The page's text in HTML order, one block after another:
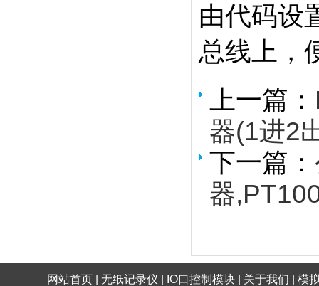
由代码设
总线上，
上一篇：
器(1进2
下一篇：
器
网站首页 无纸记录仪 IO口控制模块 关于我们
模